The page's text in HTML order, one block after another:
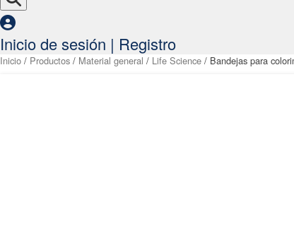
Inicio de sesión | Registro
Inicio / Productos / Material general / Life Science / Bandejas para